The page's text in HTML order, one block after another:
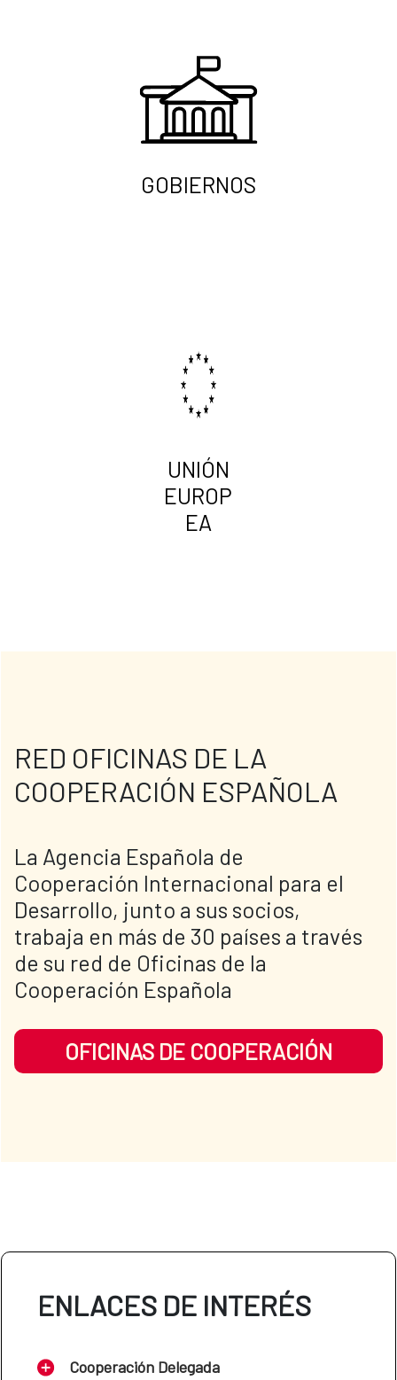
GOBIERNOS
UNIÓN
EUROP
EA
RED OFICINAS DE LA
COOPERACIÓN ESPAÑOLA
​​​La Agencia Española de
Cooperación Internacional para el
Desarrollo, junto a sus socios,
trabaja en más de 30 países a través
de su red de Oficinas de la
Cooperación Española
OFICINAS DE COOPERACIÓN
ENLACES DE INTERÉS
Cooperación Delegada